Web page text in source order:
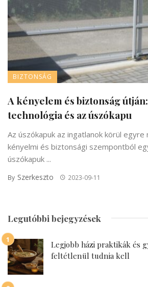
BIZTONSÁG
A kényelem és biztonság
technológia és az úszókapu
Az úszókapuk az ingatlanok körül
kényelmi és biztonsági szempontból
úszókapuk ...
By Szerkeszto 2023-09-11
Legutóbbi bejegyzések
Legjobb házi praktikák és
feltétlenül tudnia kell